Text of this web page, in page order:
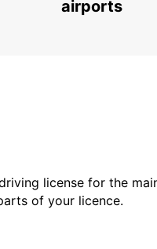
airports
license for the
of your licence.